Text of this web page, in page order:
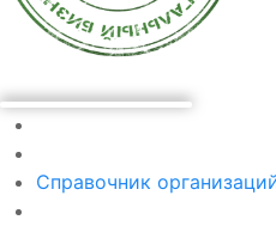
Справочник